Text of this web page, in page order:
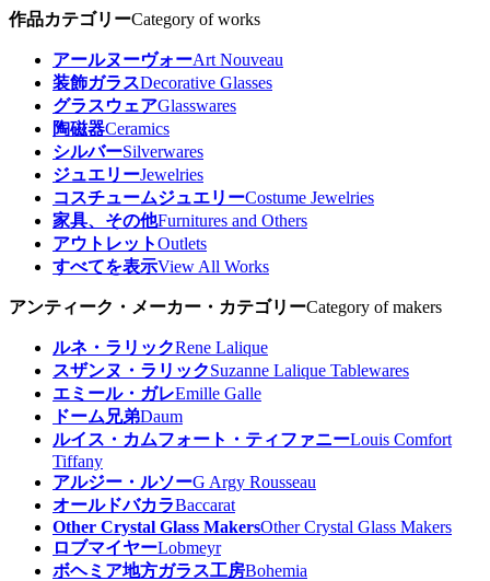
作品カテゴリーCategory of works
アールヌーヴォーArt Nouveau
装飾ガラスDecorative Glasses
グラスウェアGlasswares
陶磁器Ceramics
シルバーSilverwares
ジュエリーJewelries
コスチュームジュエリーCostume Jewelries
家具、その他Furnitures and Others
アウトレットOutlets
すべてを表示View All Works
アンティーク・メーカー・カテゴリーCategory of makers
ルネ・ラリックRene Lalique
スザンヌ・ラリックSuzanne Lalique Tablewares
エミール・ガレEmille Galle
ドーム兄弟Daum
ルイス・カムフォート・ティファニーLouis Comfort
Tiffany
アルジー・ルソーG Argy Rousseau
オールドバカラBaccarat
Other Crystal Glass MakersOther Crystal Glass Makers
ロブマイヤーLobmeyr
ボヘミア地方ガラス工房Bohemia